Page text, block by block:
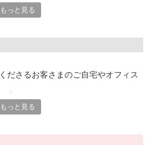
所完備◆
など、
とができるシステムです。
節約できる◆
置。
もっと見る
ださるお客さまのご自宅やオフィス
う楽しさ、健康的な生活にお役立ち
もっと見る